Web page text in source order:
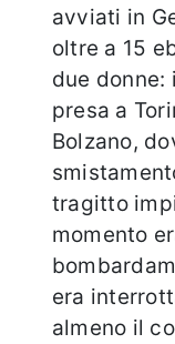
avviati in
oltre a 15
due donne:
presa a
Bolzano,
tragitto
momento
era
almeno il